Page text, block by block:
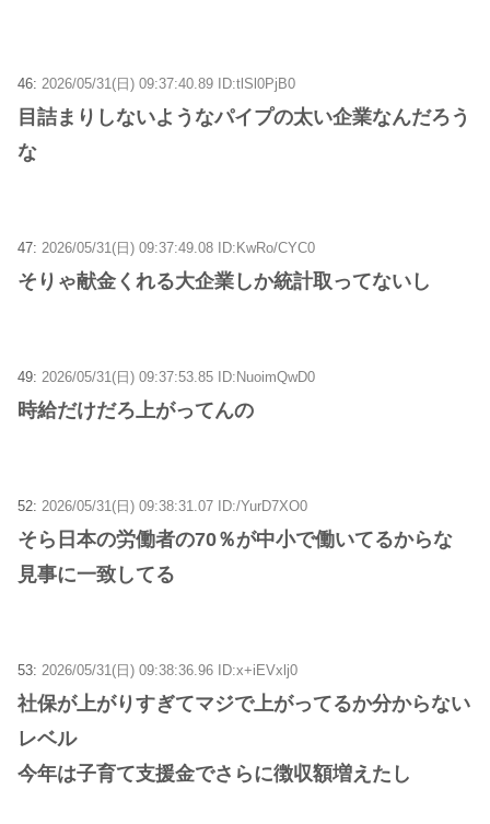
46: 2026/05/31(日) 09:37:40.89 ID:tlSl0PjB0
目詰まりしないようなパイプの太い企業なんだろう
な
47: 2026/05/31(日) 09:37:49.08 ID:KwRo/CYC0
そりゃ献金くれる大企業しか統計取ってないし
49: 2026/05/31(日) 09:37:53.85 ID:NuoimQwD0
時給だけだろ上がってんの
52: 2026/05/31(日) 09:38:31.07 ID:/YurD7XO0
そら日本の労働者の70％が中小で働いてるからな
見事に一致してる
53: 2026/05/31(日) 09:38:36.96 ID:x+iEVxlj0
社保が上がりすぎてマジで上がってるか分からない
レベル
今年は子育て支援金でさらに徴収額増えたし